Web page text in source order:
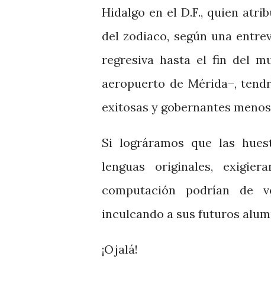
Hidalgo en el D.F., quien
del zodiaco, según una
regresiva hasta el fin del
aeropuerto de Mérida–,
exitosas y gobernantes
Si lográramos que las
lenguas originales,
computación podrían de
inculcando a sus futuros
¡Ojalá!